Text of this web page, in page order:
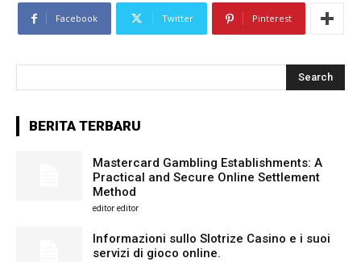
Facebook Twitter Pinterest
Search
BERITA TERBARU
Mastercard Gambling Establishments: A
Practical and Secure Online Settlement
Method
editor editor
Informazioni sullo Slotrize Casino e i suoi
servizi di gioco online.